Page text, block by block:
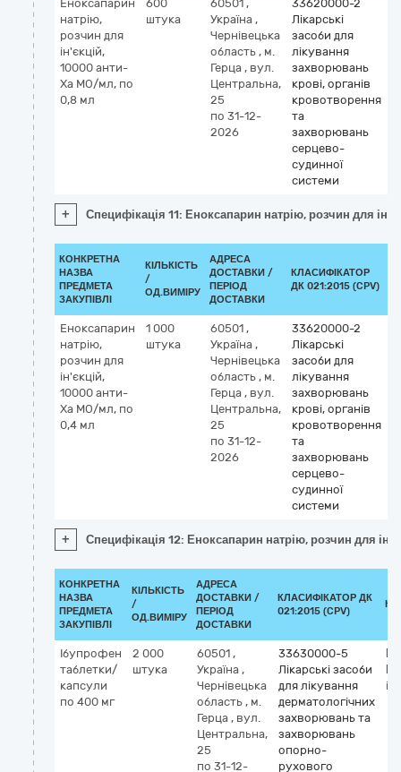
Еноксапарин
натрію,
розчин для
ін'єкцій,
10000 анти-
Ха МО/мл, по
0,8 мл
600
штука
60501 ,
Україна ,
Чернівецька
область , м.
Герца , вул.
Центральна,
25
по 31-12-
2026
33620000-2
Лікарські
засоби для
лікування
захворювань
крові, органів
кровотворення
та
захворювань
серцево-
судинної
системи
+ Специфікація 11: Еноксапарин натрію, розчин для
КОНКРЕТНА
НАЗВА
ПРЕДМЕТА
ЗАКУПІВЛІ
КІЛЬКІСТЬ
/
ОД.ВИМІРУ
АДРЕСА
ДОСТАВКИ /
ПЕРІОД
ДОСТАВКИ
КЛАСИФІКАТОР
ДК 021:2015 (CPV)
Еноксапарин
натрію,
розчин для
ін'єкцій,
10000 анти-
Ха МО/мл, по
0,4 мл
1 000
штука
60501 ,
Україна ,
Чернівецька
область , м.
Герца , вул.
Центральна,
25
по 31-12-
2026
33620000-2
Лікарські
засоби для
лікування
захворювань
крові, органів
кровотворення
та
захворювань
серцево-
судинної
системи
+ Специфікація 12: Еноксапарин натрію, розчин для
КОНКРЕТНА
НАЗВА
ПРЕДМЕТА
ЗАКУПІВЛІ
КІЛЬКІСТЬ
/
ОД.ВИМІРУ
АДРЕСА
ДОСТАВКИ /
ПЕРІОД
ДОСТАВКИ
КЛАСИФІКАТОР ДК
021:2015 (CPV)
Ібупрофен
таблетки/
капсули
по 400 мг
2 000
штука
60501 ,
Україна ,
Чернівецька
область , м.
Герца , вул.
Центральна,
25
по 31-12-
33630000-5
Лікарські засоби
для лікування
дерматологічних
захворювань та
захворювань
опорно-
рухового